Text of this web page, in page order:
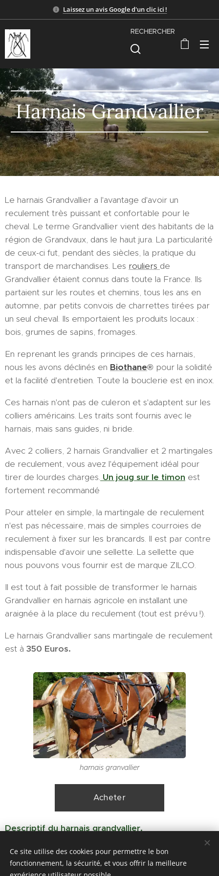
Laissez un avis Google d'un clic ici !
RECHERCHER
Harnais Grandvallier
Le harnais Grandvallier a l'avantage d'avoir un
reculement très puissant et confortable pour le
cheval. Le terme Grandvallier vient des habitants de la
région de Grandvaux, dans le haut jura. La particularité
de ceux-ci fut, pendant des siècles, la pratique du
transport de marchandises. Les rouliers de
Grandvallier étaient connus dans toute la France. Ils
partaient sur les routes et chemins, tous les ans en
automne, par petits convois de charrettes tirées par
un seul cheval. Ils emportaient les produits locaux :
bois, grumes de sapins, fromages.
En reprenant les grands principes de ces harnais,
nous les avons déclinés en Biothane® pour la solidité
et la facilité d'entretien. Toute la bouclerie est en inox.
Ces harnais n'ont pas de culeron et s'adaptent sur les
colliers américains. Les traits sont fournis avec le
harnais, mais sans guides, ni bride.
Avec 2 colliers, 2 harnais Grandvallier et 2 martingales
de reculement, vous avez l'équipement idéal pour
tirer de lourdes charges. Un joug sur le timon est
fortement recommandé
Pour atteler en simple, la martingale de reculement
n'est pas nécessaire, mais de simples courroies de
reculement à fixer sur les brancards. Il est par contre
indispensable d'avoir une sellette. La sellette que
nous pouvons vous fournir est de marque ZILCO.
Il est tout à fait possible de transformer le harnais
Grandvallier en harnais agricole en installant une
araignée à la place du reculement (tout est prévu !).
Le harnais Grandvallier sans martingale de reculement
est à 350 Euros.
harnais granvallier
Acheter
Descriptif du harnais grandvallier.
Ce site utilise des cookies pour permettre le bon
fonctionnement, la sécurité, et vous offrir la meilleure